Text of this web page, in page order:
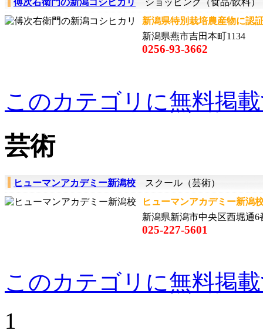
新潟県特別栽培農産物に認
新潟県燕市吉田本町1134
0256-93-3662
このカテゴリに無料掲
芸術
ヒューマンアカデミー新潟校 スクール（芸術）
ヒューマンアカデミー新潟
新潟県新潟市中央区西堀通6
025-227-5601
このカテゴリに無料掲
1